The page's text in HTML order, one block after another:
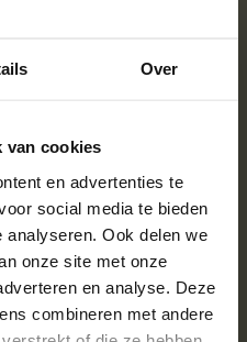
Over
van cookies
en advertenties te
social media te bieden
Ook delen we
onze site met onze
en analyse. Deze
combineren met andere